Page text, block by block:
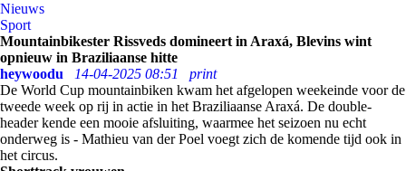
Nieuws
Sport
Mountainbikester Rissveds domineert in Araxá, Blevins wint
opnieuw in Braziliaanse hitte
heywoodu
14-04-2025 08:51
print
De World Cup mountainbiken kwam het afgelopen weekeinde voor de
tweede week op rij in actie in het Braziliaanse Araxá. De double-
header kende een mooie afsluiting, waarmee het seizoen nu echt
onderweg is - Mathieu van der Poel voegt zich de komende tijd ook in
het circus.